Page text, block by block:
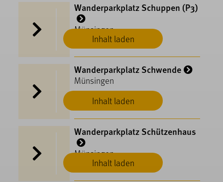
Inhalt laden
Wanderparkplatz Schuppen (P3)
Münsingen
Inhalt laden
Wanderparkplatz Schwende
Münsingen
Inhalt laden
Wanderparkplatz Schützenhaus
Münsingen